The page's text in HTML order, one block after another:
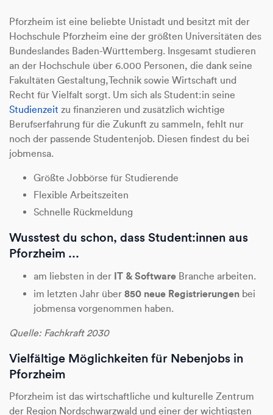
Pforzheim ist eine beliebte Unistadt und besitzt mit der
Hochschule Pforzheim eine der größten Universitäten des
Bundeslandes Baden-Württemberg. Insgesamt studieren
an der Hochschule über 6.000 Personen, die dank seine
Fakultäten Gestaltung,Technik sowie Wirtschaft und
Recht für Vielfalt sorgt. Um sich als Student:in seine
Studienzeit zu finanzieren und zusätzlich wichtige
Berufserfahrung für die Zukunft zu sammeln, fehlt nur
noch der passende Studentenjob. Diesen findest du bei
jobmensa.
Größte Jobbörse für Studierende
Flexible Arbeitszeiten
Schnelle Rückmeldung
Wusstest du schon, dass Student:innen aus
Pforzheim ...
am liebsten in der IT & Software Branche arbeiten.
​​​​​​​​​​​​​​im letzten Jahr über 850 neue Registrierungen bei
jobmensa vorgenommen haben.
Quelle: Fachkraft 2030
Vielfältige Möglichkeiten für Nebenjobs in
Pforzheim
Pforzheim ist das wirtschaftliche und kulturelle Zentrum
der Region Nordschwarzwald und einer der wichtigsten